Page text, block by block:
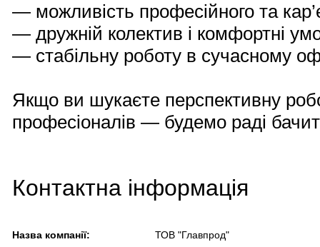
— можливість професійного та
— дружній колектив і комфортні
— стабільну роботу в сучасному
Якщо ви шукаєте перспективну
професіоналів — будемо раді
Контактна інформація
Назва компанії:
ТОВ "Главпрод"